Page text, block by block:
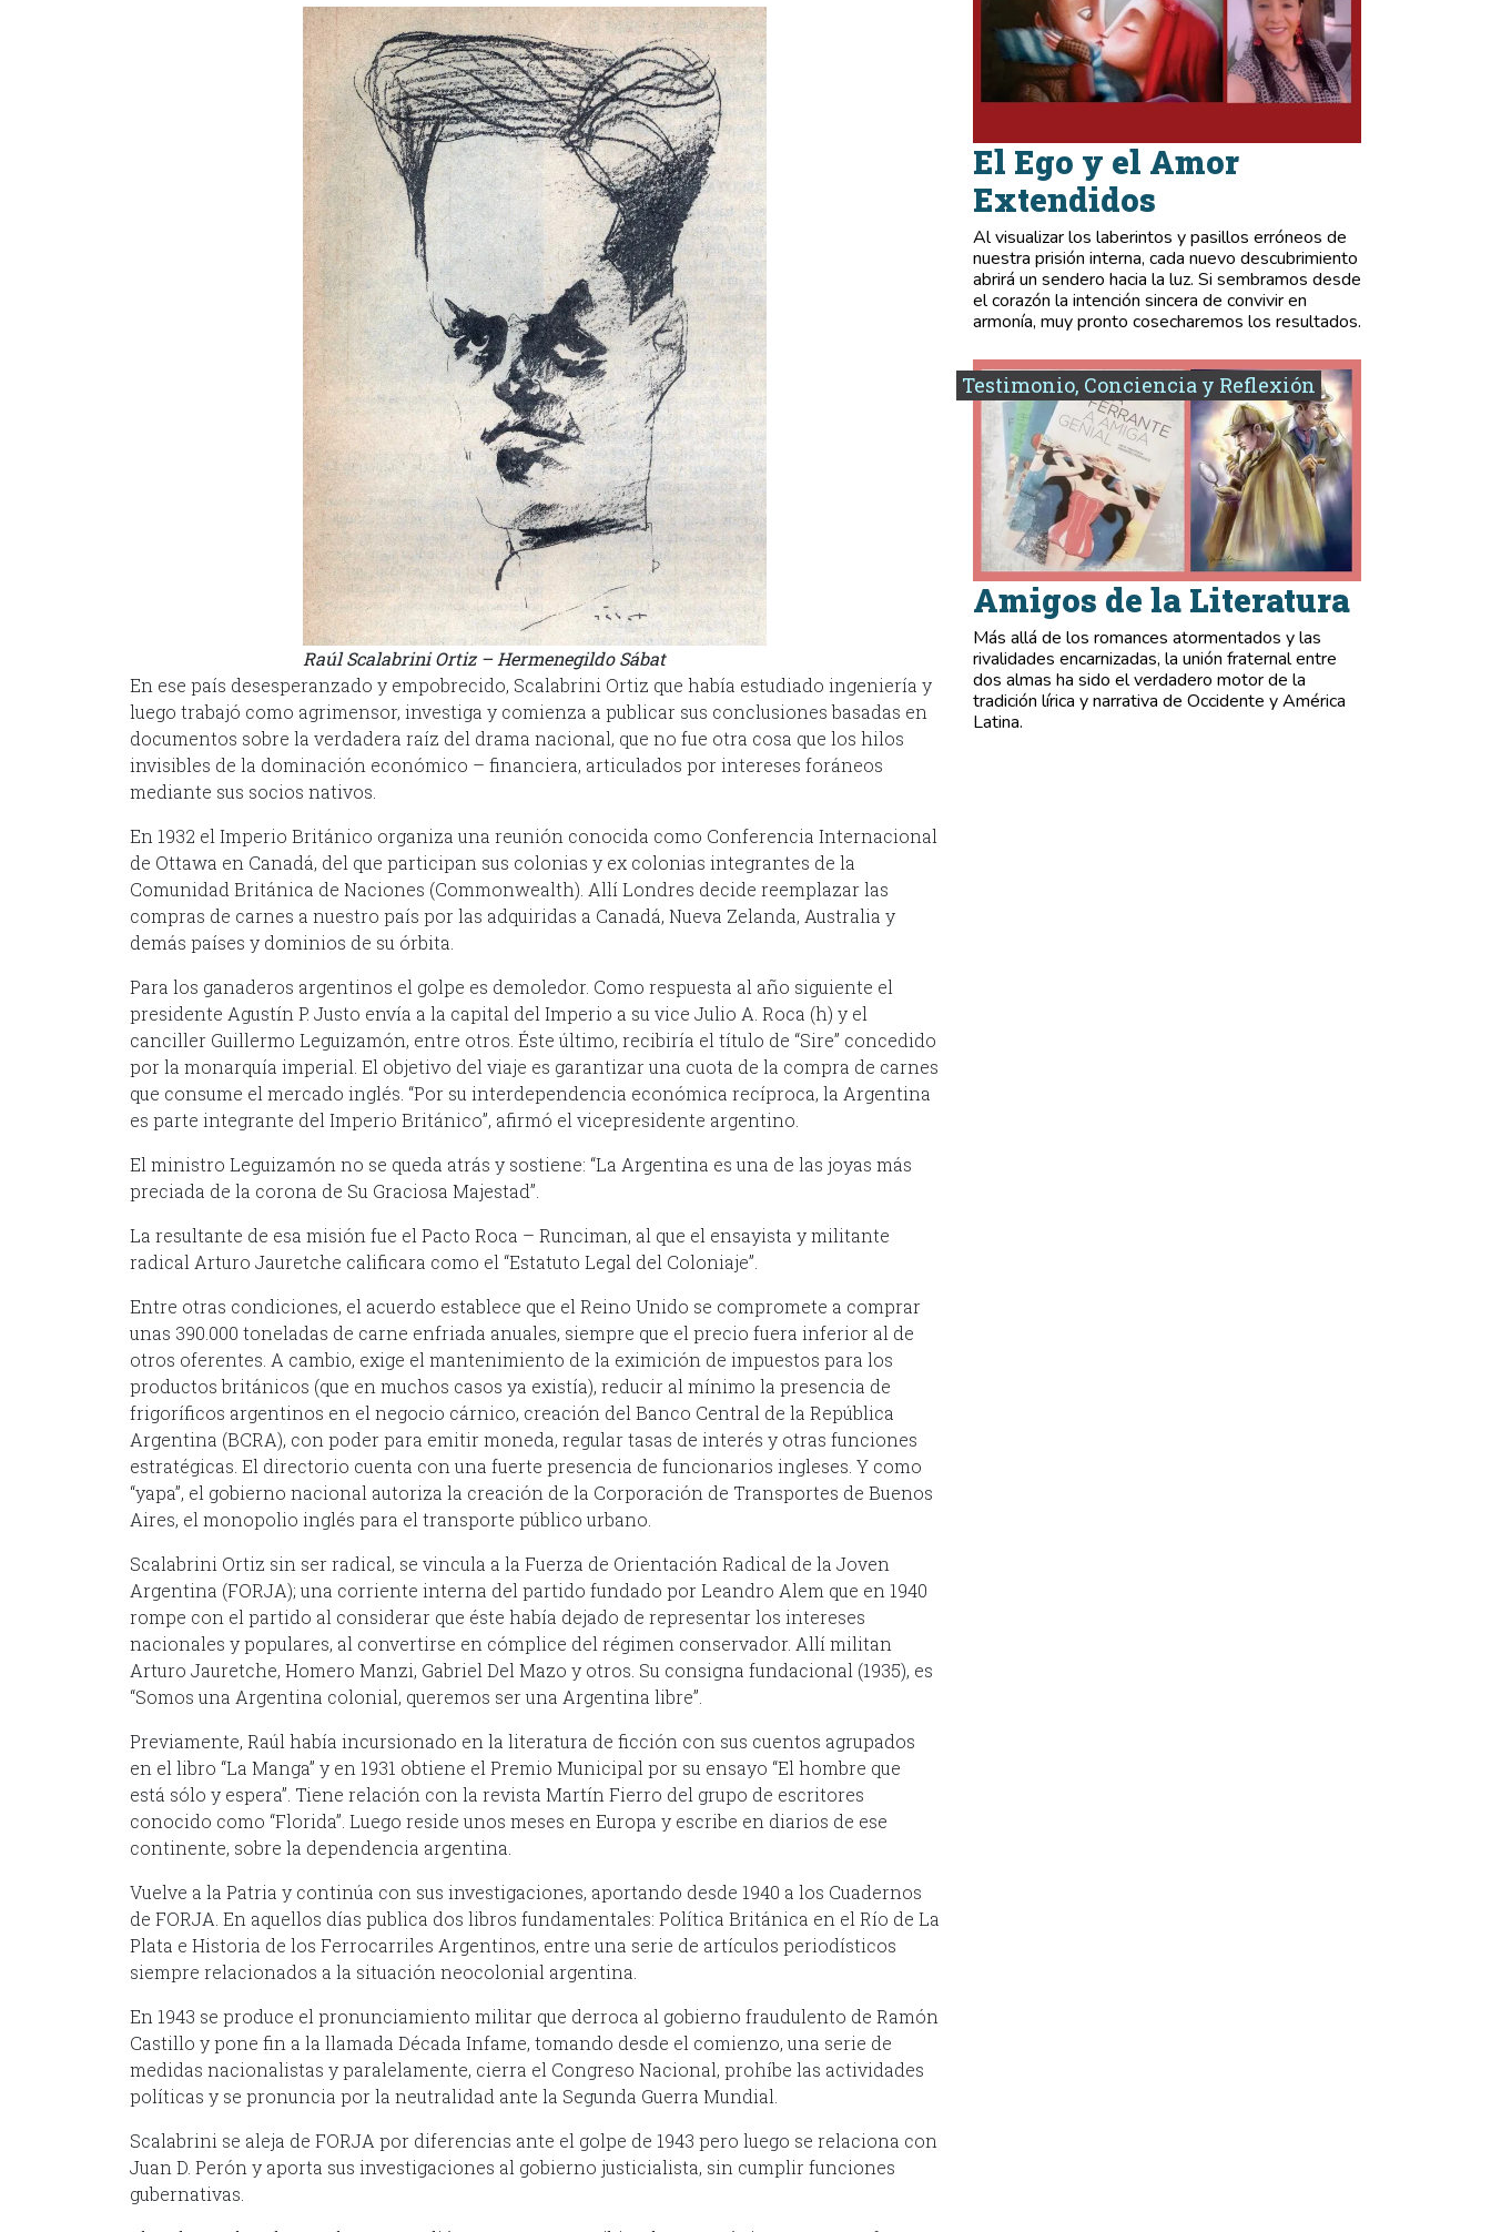
Raúl Scalabrini Ortiz – Hermenegildo Sábat
En ese país desesperanzado y empobrecido, Scalabrini Ortiz que había estudiado ingeniería y
luego trabajó como agrimensor, investiga y comienza a publicar sus conclusiones basadas en
documentos sobre la verdadera raíz del drama nacional, que no fue otra cosa que los hilos
invisibles de la dominación económico – financiera, articulados por intereses foráneos
mediante sus socios nativos.
En 1932 el Imperio Británico organiza una reunión conocida como Conferencia Internacional
de Ottawa en Canadá, del que participan sus colonias y ex colonias integrantes de la
Comunidad Británica de Naciones (Commonwealth). Allí Londres decide reemplazar las
compras de carnes a nuestro país por las adquiridas a Canadá, Nueva Zelanda, Australia y
demás países y dominios de su órbita.
Para los ganaderos argentinos el golpe es demoledor. Como respuesta al año siguiente el
presidente Agustín P. Justo envía a la capital del Imperio a su vice Julio A. Roca (h) y el
canciller Guillermo Leguizamón, entre otros. Éste último, recibiría el título de “Sire” concedido
por la monarquía imperial. El objetivo del viaje es garantizar una cuota de la compra de carnes
que consume el mercado inglés. “Por su interdependencia económica recíproca, la Argentina
es parte integrante del Imperio Británico”, afirmó el vicepresidente argentino.
El ministro Leguizamón no se queda atrás y sostiene: “La Argentina es una de las joyas más
preciada de la corona de Su Graciosa Majestad”.
La resultante de esa misión fue el Pacto Roca – Runciman, al que el ensayista y militante
radical Arturo Jauretche calificara como el “Estatuto Legal del Coloniaje”.
Entre otras condiciones, el acuerdo establece que el Reino Unido se compromete a comprar
unas 390.000 toneladas de carne enfriada anuales, siempre que el precio fuera inferior al de
otros oferentes. A cambio, exige el mantenimiento de la eximición de impuestos para los
productos británicos (que en muchos casos ya existía), reducir al mínimo la presencia de
frigoríficos argentinos en el negocio cárnico, creación del Banco Central de la República
Argentina (BCRA), con poder para emitir moneda, regular tasas de interés y otras funciones
estratégicas. El directorio cuenta con una fuerte presencia de funcionarios ingleses. Y como
“yapa”, el gobierno nacional autoriza la creación de la Corporación de Transportes de Buenos
Aires, el monopolio inglés para el transporte público urbano.
Scalabrini Ortiz sin ser radical, se vincula a la Fuerza de Orientación Radical de la Joven
Argentina (FORJA); una corriente interna del partido fundado por Leandro Alem que en 1940
rompe con el partido al considerar que éste había dejado de representar los intereses
nacionales y populares, al convertirse en cómplice del régimen conservador. Allí militan
Arturo Jauretche, Homero Manzi, Gabriel Del Mazo y otros. Su consigna fundacional (1935), es
“Somos una Argentina colonial, queremos ser una Argentina libre”.
Previamente, Raúl había incursionado en la literatura de ficción con sus cuentos agrupados
en el libro “La Manga” y en 1931 obtiene el Premio Municipal por su ensayo “El hombre que
está sólo y espera”. Tiene relación con la revista Martín Fierro del grupo de escritores
conocido como “Florida”. Luego reside unos meses en Europa y escribe en diarios de ese
continente, sobre la dependencia argentina.
Vuelve a la Patria y continúa con sus investigaciones, aportando desde 1940 a los Cuadernos
de FORJA. En aquellos días publica dos libros fundamentales: Política Británica en el Río de La
Plata e Historia de los Ferrocarriles Argentinos, entre una serie de artículos periodísticos
siempre relacionados a la situación neocolonial argentina.
En 1943 se produce el pronunciamiento militar que derroca al gobierno fraudulento de Ramón
Castillo y pone fin a la llamada Década Infame, tomando desde el comienzo, una serie de
medidas nacionalistas y paralelamente, cierra el Congreso Nacional, prohíbe las actividades
políticas y se pronuncia por la neutralidad ante la Segunda Guerra Mundial.
Scalabrini se aleja de FORJA por diferencias ante el golpe de 1943 pero luego se relaciona con
Juan D. Perón y aporta sus investigaciones al gobierno justicialista, sin cumplir funciones
gubernativas.
El Ego y el Amor
Extendidos
Al visualizar los laberintos y pasillos erróneos de
nuestra prisión interna, cada nuevo descubrimiento
abrirá un sendero hacia la luz. Si sembramos desde
el corazón la intención sincera de convivir en
armonía, muy pronto cosecharemos los resultados.
Testimonio, Conciencia y Reflexión
Amigos de la Literatura
Más allá de los romances atormentados y las
rivalidades encarnizadas, la unión fraternal entre
dos almas ha sido el verdadero motor de la
tradición lírica y narrativa de Occidente y América
Latina.